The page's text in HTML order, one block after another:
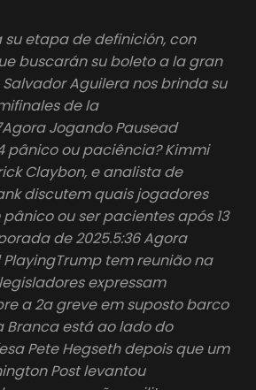
su etapa de definición, con
buscarán su boleto a la gran
Aguilera nos brinda su
de la
Jogando Pausead
pânico ou paciência? Kimmi
Claybon, e analista de
discutem quais jogadores
ou ser pacientes após 13
de 2025.5:36 Agora
tem reunião na
expressam
a 2a greve em suposto barco
Branca está ao lado do
Pete Hegseth depois que um
Post levantou